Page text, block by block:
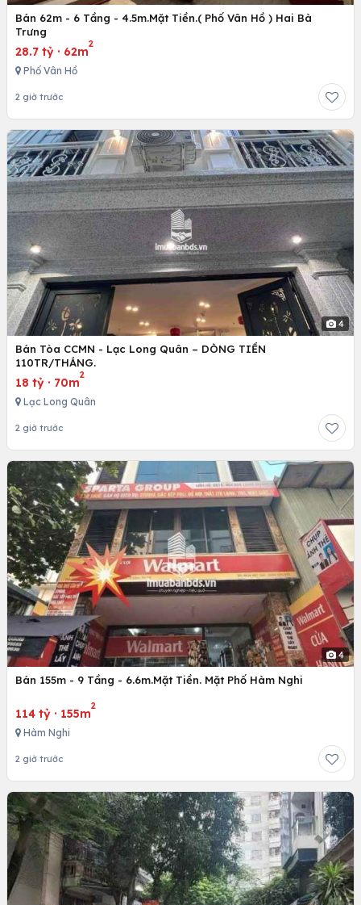
Bán 62m - 6 Tầng - 4.5m.Mặt Tiền.( Phố Vân Hồ ) Hai Bà
Trưng
28.7 tỷ · 62m
2
Phố Vân Hồ
2 giờ trước
4
Bán Tòa CCMN - Lạc Long Quân – DÒNG TIỀN
110TR/THÁNG.
18 tỷ · 70m
2
Lạc Long Quân
2 giờ trước
4
Bán 155m - 9 Tầng - 6.6m.Mặt Tiền. Mặt Phố Hàm Nghi
114 tỷ · 155m
2
Hàm Nghi
2 giờ trước